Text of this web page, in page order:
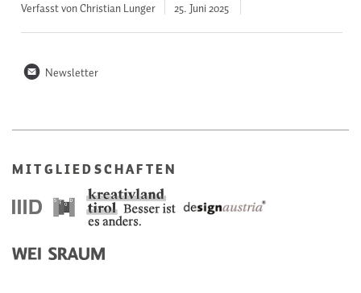
Verfasst von Christian Lunger 25. Juni2025
n Newsletter
MITGLIEDSCHAFTEN